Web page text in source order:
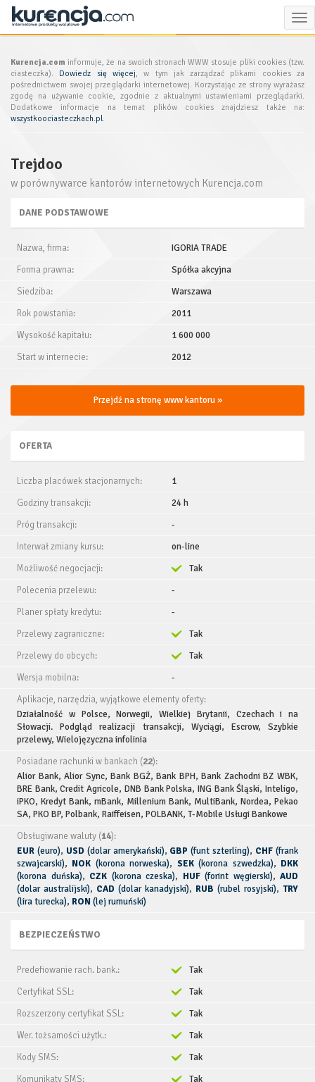
Kurencja.com informuje, że na swoich stronach WWW stosuje pliki cookies (tzw.
ciasteczka). Dowiedz się więcej, w tym jak zarządzać plikami cookies za
pośrednictwem swojej przeglądarki internetowej. Korzystając ze strony wyrażasz
zgodę na używanie cookie, zgodnie z aktualnymi ustawieniami przeglądarki.
Dodatkowe informacje na temat plików cookies znajdziesz także na:
wszystkoociasteczkach.pl.
Trejdoo
w porównywarce kantorów internetowych Kurencja.com
DANE PODSTAWOWE
Nazwa, firma:
IGORIA TRADE
Forma prawna:
Spółka akcyjna
Siedziba:
Warszawa
Rok powstania:
2011
Wysokość kapitału:
1 600 000
Start w internecie:
2012
Przejdź na stronę www kantoru »
OFERTA
Liczba placówek stacjonarnych:
1
Godziny transakcji:
24 h
Próg transakcji:
-
Interwał zmiany kursu:
on-line
Możliwość negocjacji:
Tak
Polecenia przelewu:
-
Planer spłaty kredytu:
-
Przelewy zagraniczne:
Tak
Przelewy do obcych:
Tak
Wersja mobilna:
-
Aplikacje, narzędzia, wyjątkowe elementy oferty:
Działalność w Polsce, Norwegii, Wielkiej Brytanii, Czechach i na
Słowacji. Podgląd realizacji transakcji, Wyciągi, Escrow, Szybkie
przelewy, Wielojęzyczna infolinia
Posiadane rachunki w bankach (22):
Alior Bank, Alior Sync, Bank BGŻ, Bank BPH, Bank Zachodni BZ WBK,
BRE Bank, Credit Agricole, DNB Bank Polska, ING Bank Śląski, Inteligo,
iPKO, Kredyt Bank, mBank, Millenium Bank, MultiBank, Nordea, Pekao
SA, PKO BP, Polbank, Raiffeisen, POLBANK, T-Mobile Usługi Bankowe
Obsługiwane waluty (14):
EUR (euro), USD (dolar amerykański), GBP (funt szterling), CHF (frank
szwajcarski), NOK (korona norweska), SEK(korona szwedzka), DKK
(korona duńska), CZK (korona czeska), HUF(forint węgierski), AUD
(dolar australijski), CAD (dolar kanadyjski), RUB (rubel rosyjski), TRY
(lira turecka), RON (lej rumuński)
BEZPIECZEŃSTWO
Predefiowanie rach. bank.:
Tak
Certyfikat SSL:
Tak
Rozszerzony certyfikat SSL:
Tak
Wer. tożsamości użytk.:
Tak
Kody SMS:
Tak
Komunikaty SMS:
Tak